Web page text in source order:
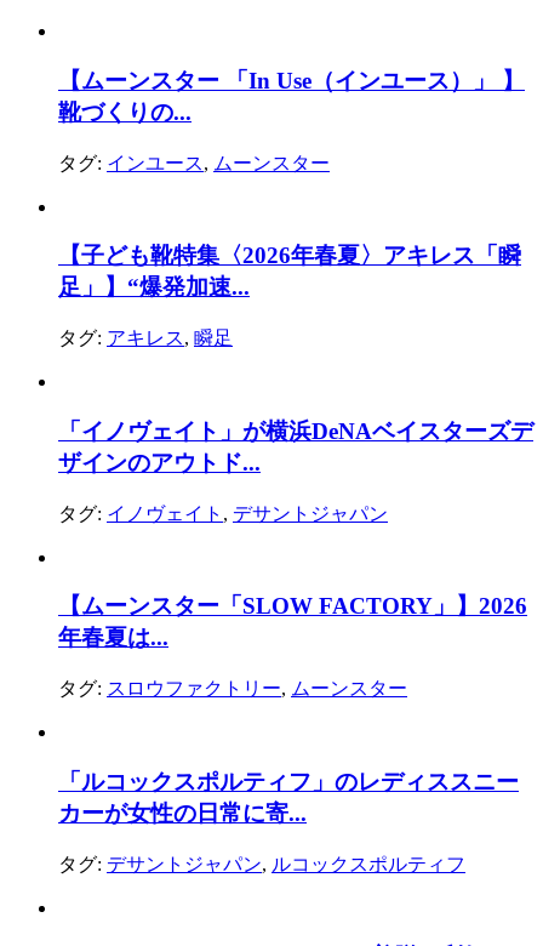
【ムーンスター 「In Use（インユース）」 】
靴づくりの...
タグ: インユース, ムーンスター
【子ども靴特集〈2026年春夏〉アキレス「瞬
足」】“爆発加速...
タグ: アキレス, 瞬足
「イノヴェイト」が横浜DeNAベイスターズデ
ザインのアウトド...
タグ: イノヴェイト , デサントジャパン
【ムーンスター「SLOW FACTORY」】2026
年春夏は...
タグ: スロウファクトリー, ムーンスター
「ルコックスポルティフ」のレディススニー
カーが女性の日常に寄...
タグ: デサントジャパン, ルコックスポルティフ